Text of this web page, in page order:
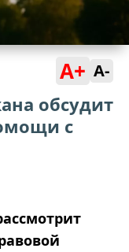
A+ A-
обсудит
с